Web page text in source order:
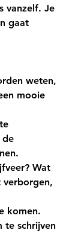
vanzelf. Je
gaat
weten,
mooie
de
Wat
verborgen,
te schrijven